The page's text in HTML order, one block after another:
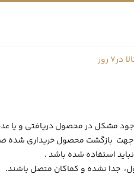
روز
مشکل در محصول دریافتی و یا
جهت بازگشت محصول خریداری شده